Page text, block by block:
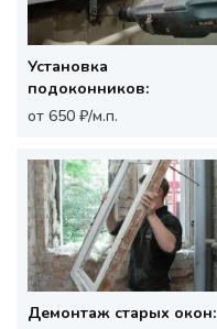
Установка
подоконников:
от 650 ₽/м.п.
Демонтаж старых окон: